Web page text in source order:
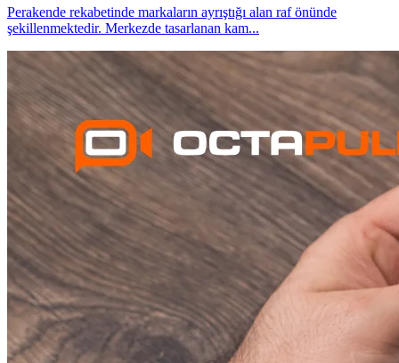
Perakende rekabetinde markaların ayrıştığı alan raf önünde
şekillenmektedir. Merkezde tasarlanan kam...